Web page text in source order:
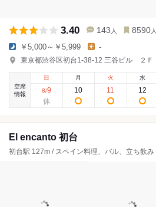
3.40 143 人 8590 人
￥5,000～￥5,999 -
東京都渋谷区初台1-38-12 三谷ビル ２Ｆ
空席
情報
日
8/9
月
10
火
11
水
12
El encanto 初台
初台駅 127m / スペイン料理、バル、立ち飲み